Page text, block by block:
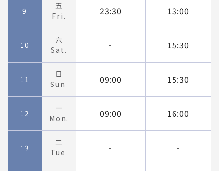
9
五
Fri.
23:30 13:00
10
六
Sat.
- 15:30
11
日
Sun.
09:00 15:30
12
一
Mon.
09:00 16:00
13
二
Tue.
- -